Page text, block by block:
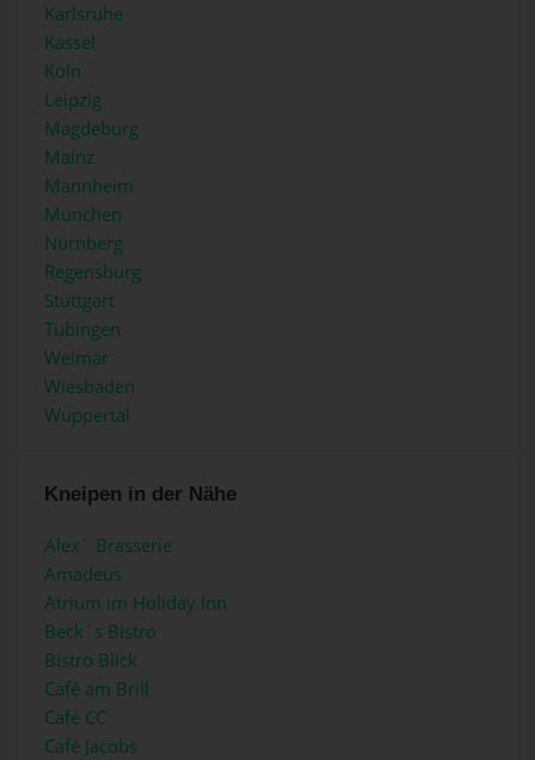
Karlsruhe
Kassel
Köln
Leipzig
Magdeburg
Mainz
Mannheim
München
Nürnberg
Regensburg
Stuttgart
Tübingen
Weimar
Wiesbaden
Wuppertal
Kneipen in der Nähe
Alex´ Brasserie
Amadeus
Atrium im Holiday Inn
Beck´s Bistro
Bistro Blick
Café am Brill
Café CC
Café Jacobs